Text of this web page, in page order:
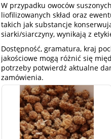
W przypadku owoców
liofilizowanych skład oraz
takich jak substancje
siarki/siarczyny, wynikają z
Dostępność, gramatura, kraj
jakościowe mogą różnić się
potrzeby potwierdź aktualne
zamówienia.